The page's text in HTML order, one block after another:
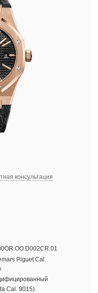
консультация
Piguet Cal.
Cal. 9015).